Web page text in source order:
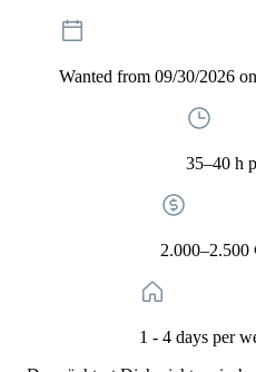
Wanted from 09/30/2026
35–40 h
2.000–2.500
1 - 4 days per